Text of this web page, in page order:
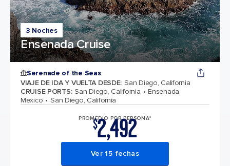
3 Noches
Ensenada Cruise
Serenade of the Seas
VIAJE DE IDA Y VUELTA DESDE: San Diego, California
CRUISE PORTS: San Diego, California
Ensenada,
Mexico
San Diego, California
PROMEDIO POR PERSONA*
$2,492
Ver 15 fechas